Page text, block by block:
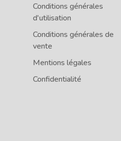
Conditions générales
d'utilisation
Conditions générales de
vente
Mentions légales
Confidentialité